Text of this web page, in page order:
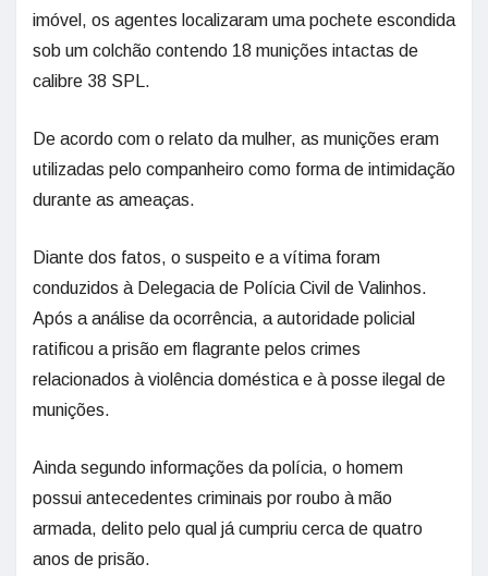
imóvel, os agentes localizaram uma pochete escondida
sob um colchão contendo 18 munições intactas de
calibre 38 SPL.
De acordo com o relato da mulher, as munições eram
utilizadas pelo companheiro como forma de intimidação
durante as ameaças.
Diante dos fatos, o suspeito e a vítima foram
conduzidos à Delegacia de Polícia Civil de Valinhos.
Após a análise da ocorrência, a autoridade policial
ratificou a prisão em flagrante pelos crimes
relacionados à violência doméstica e à posse ilegal de
munições.
Ainda segundo informações da polícia, o homem
possui antecedentes criminais por roubo à mão
armada, delito pelo qual já cumpriu cerca de quatro
anos de prisão.